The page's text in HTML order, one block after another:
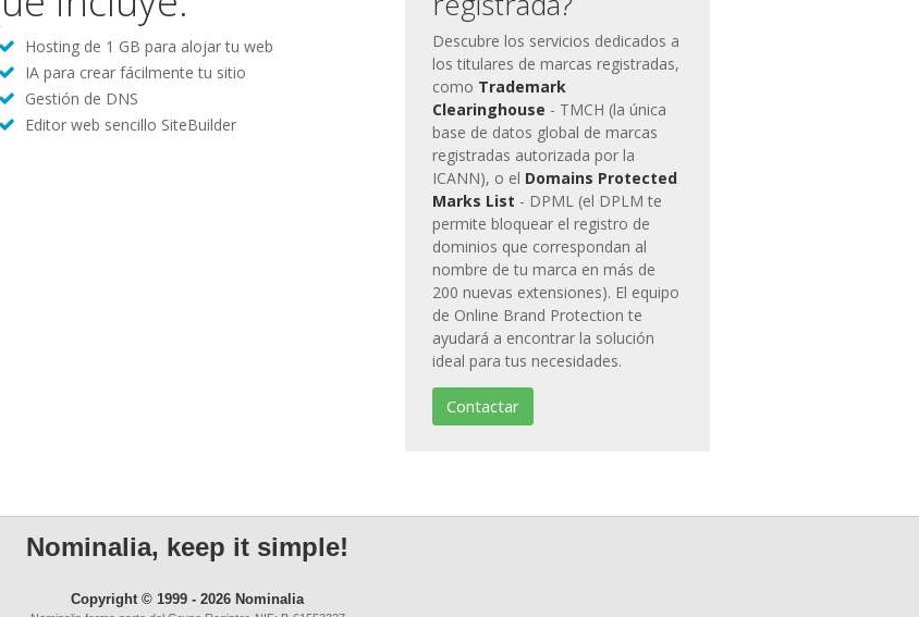
Hosting de 1 GB para alojar tu web
IA para crear fácilmente tu sitio
Gestión de DNS
Editor web sencillo SiteBuilder
Descubre los servicios dedicados a
los titulares de marcas registradas,
como Trademark
Clearinghouse - TMCH (la única
base de datos global de marcas
registradas autorizada por la
ICANN), o el Domains Protected
Marks List - DPML (el DPLM te
permite bloquear el registro de
dominios que correspondan al
nombre de tu marca en más de
200 nuevas extensiones). El equipo
de Online Brand Protection te
ayudará a encontrar la solución
ideal para tus necesidades.
Contactar
Nominalia, keep it simple!
Copyright © 1999 - 2026 Nominalia